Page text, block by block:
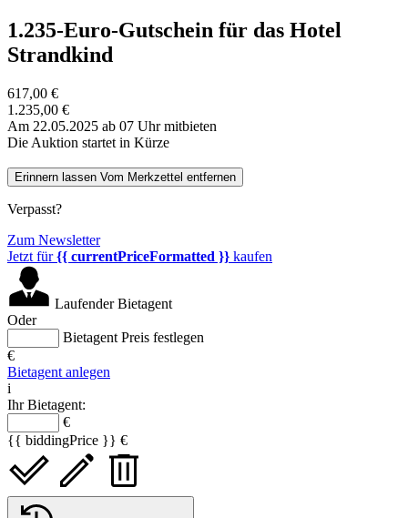
1.235-Euro-Gutschein für das Hotel
Strandkind
617,00 €
1.235,00 €
Am 22.05.2025 ab 07 Uhr mitbieten
Die Auktion startet in Kürze
Erinnern lassen Vom Merkzettel entfernen
Verpasst?
Zum Newsletter
Jetzt für{{ currentPriceFormatted }} kaufen
Laufender Bietagent
Oder
Bietagent Preis festlegen
€
Bietagent anlegen
i
Ihr Bietagent:
€
{{ biddingPrice }} €